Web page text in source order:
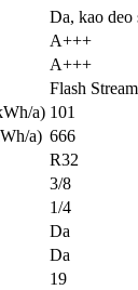
Da, kao deo
A+++
A+++
Flash
a) 101
a) 666
R32
3/8
1/4
Da
Da
19